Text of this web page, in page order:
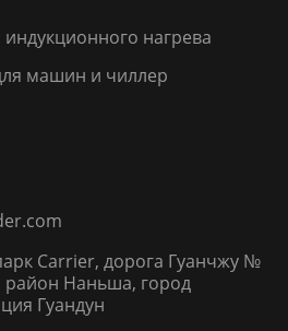
нагрева
машин и чиллер
Carrier, дорога Гуанчжу №
район Наньша, город
Гуандун